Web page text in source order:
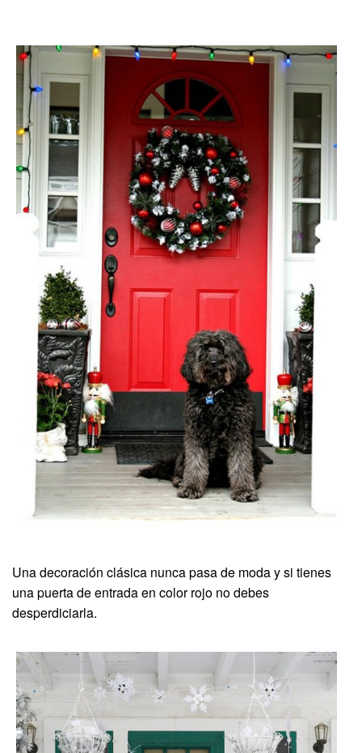
Una decoración clásica nunca pasa de moda y si tienes
una puerta de entrada en color rojo no debes
desperdiciarla.